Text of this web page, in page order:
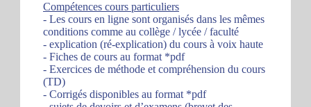
Compétences cours particuliers
- Les cours en ligne sont organisés dans les mêmes
conditions comme au collège / lycée / faculté
- explication (ré-explication) du cours à voix haute
- Fiches de cours au format *pdf
- Exercices de méthode et compréhension du cours
(TD)
- Corrigés disponibles au format *pdf